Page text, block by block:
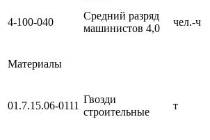
4-100-040
Средний разряд
машинистов 4,0
чел.-ч
Материалы
01.7.15.06-0111
Гвозди
строительные
т